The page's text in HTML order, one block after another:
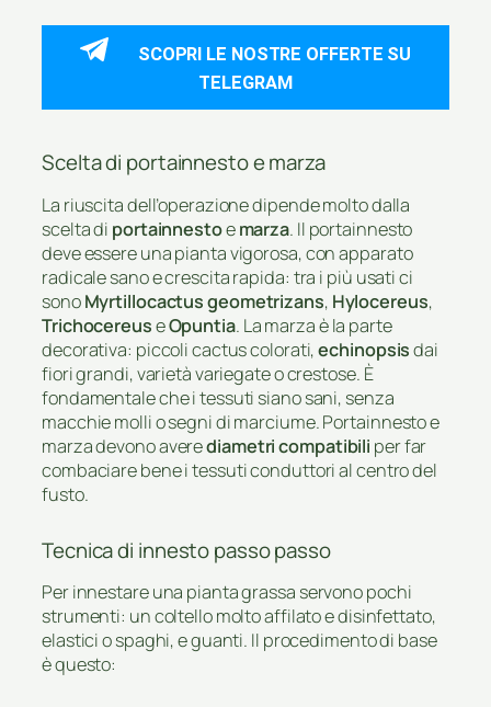
SCOPRI LE NOSTRE OFFERTE SU
TELEGRAM
Scelta di portainnesto e marza
La riuscita dell’operazione dipende molto dalla
scelta di portainnestoemarza. Il portainnesto
deve essere una pianta vigorosa, con apparato
radicale sano e crescita rapida: tra i più usati ci
sonoMyrtillocactus geometrizans, Hylocereus,
TrichocereuseOpuntia. La marza è la parte
decorativa: piccoli cactus colorati,echinopsisdai
fiori grandi, varietà variegate o crestose. È
fondamentale che i tessuti siano sani, senza
macchie molli o segni di marciume. Portainnesto e
marza devono averediametri compatibili per far
combaciare bene i tessuti conduttori al centro del
fusto.
Tecnica di innesto passo passo
Per innestare una pianta grassa servono pochi
strumenti: un coltello molto affilato e disinfettato,
elastici o spaghi, e guanti. Il procedimento di base
è questo: